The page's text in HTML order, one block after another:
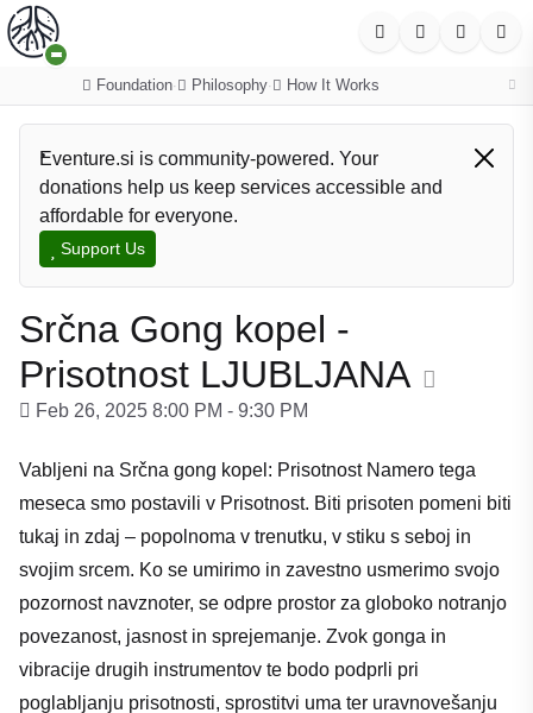
Foundation· Philosophy· How It Works
Eventure.si is community-powered. Your
donations help us keep services accessible and
affordable for everyone.
Support Us
Srčna Gong kopel -
Prisotnost LJUBLJANA
Feb 26, 2025 8:00 PM - 9:30 PM
Vabljeni na Srčna gong kopel: Prisotnost Namero tega
meseca smo postavili v Prisotnost. Biti prisoten pomeni biti
tukaj in zdaj – popolnoma v trenutku, v stiku s seboj in
svojim srcem. Ko se umirimo in zavestno usmerimo svojo
pozornost navznoter, se odpre prostor za globoko notranjo
povezanost, jasnost in sprejemanje. Zvok gonga in
vibracije drugih instrumentov te bodo podprli pri
poglabljanju prisotnosti, sprostitvi uma ter uravnovešanju